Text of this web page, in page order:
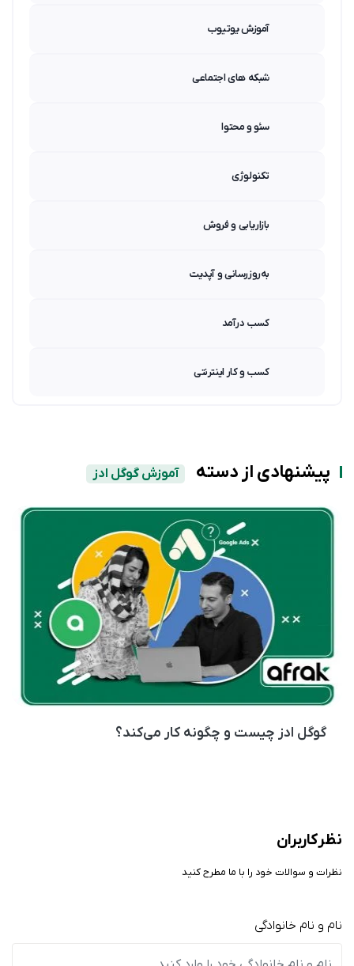
آموزش یوتیوب
شبکه های اجتماعی
سئو و محتوا
تکنولوژی
بازاریابی و فروش
به‌روزرسانی و آپدیت
کسب درآمد
کسب و کار اینترنتی
پیشنهادی از دسته آموزش گوگل ادز
گوگل ادز چیست و چگونه کار می‌کند؟
نظر کاربران
نظرات و سوالات خود را با ما مطرح کنید
نام و نام خانوادگی